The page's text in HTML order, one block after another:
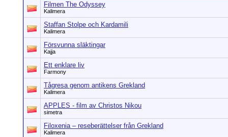
Filmen The Odyssey
Kalimera
Staffan Stolpe och Kardamili
Kalimera
Försvunna släktingar
Kajja
Ett enklare liv
Farmony
Tågresa genom antikens Grekland
Kalimera
APPLES - film av Christos Nikou
simetra
Filoxenia – reseberättelser från Grekland
Kalimera